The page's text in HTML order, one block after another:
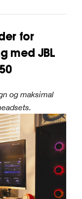
for
med JBL
og maksimal